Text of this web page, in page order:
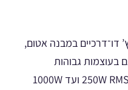
זוג רמקולי 8 אינץ’ דו־דרכיים במבנה אטום,
בעוצמות גבוהות
ובמרחקים גדולים. עם הספק של 250W RMS ועד 1000W